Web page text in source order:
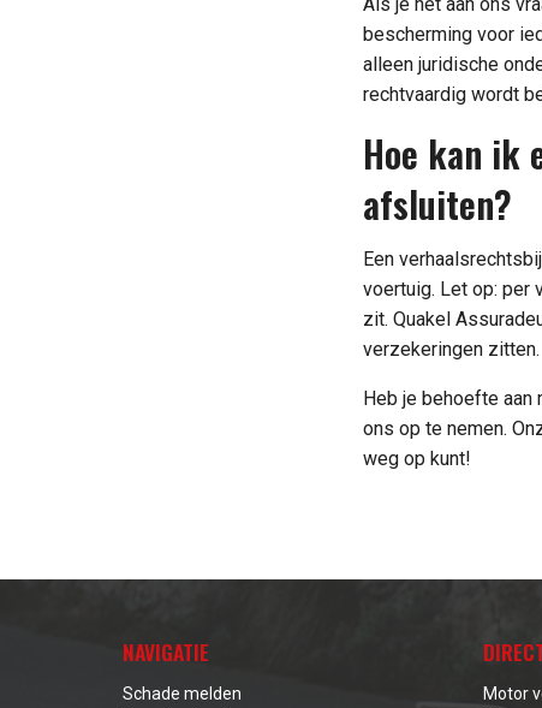
bescherming voor
alleen juridische
rechtvaardig wordt
Hoe kan ik
afsluiten?
Een
voertuig. Let op: per
zit. Quakel
verzekeringen zitten.
Heb je behoefte aan
ons op te nemen.
weg op kunt!
NAVIGATIE
Schade melden
Motor